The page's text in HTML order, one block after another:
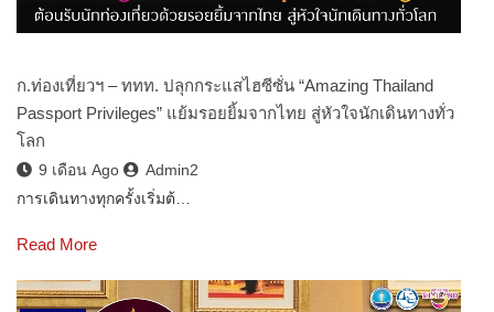
ก.ท่องเที่ยวฯ – ททท. ปลุกกระแสไฮซีซั่น “Amazing Thailand
Passport Privileges” แย้มรอยยิ้มจากไทย สู่หัวใจนักเดินทางทั่ว
โลก
9 เดือน Ago
Admin2
การเดินทางทุกครั้งเริ่มต้…
Read More